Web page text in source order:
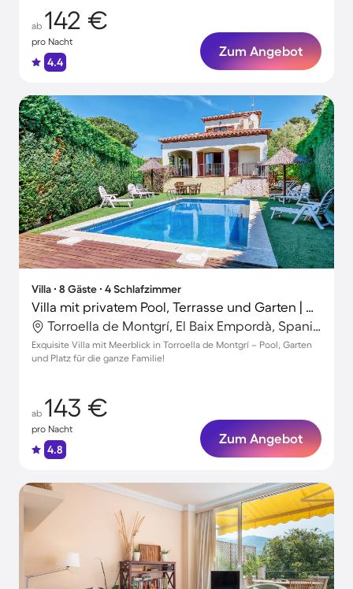
ab 142 €
pro Nacht
4.4
Zum Angebot
Villa ∙ 8 Gäste ∙ 4 Schlafzimmer
Villa mit privatem Pool, Terrasse und Garten | Meerblick
Torroella de Montgrí, El Baix Empordà, Spanien
Exquisite Villa mit Meerblick in Torroella de Montgrí – Pool, Garten
und Platz für die ganze Familie!
ab 143 €
pro Nacht
4.8
Zum Angebot